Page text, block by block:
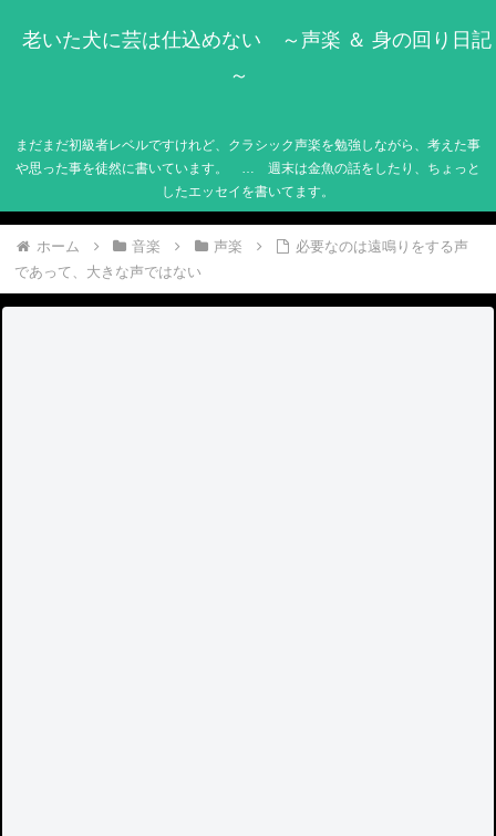
老いた犬に芸は仕込めない ～声楽 ＆ 身の回り日記
～
まだまだ初級者レベルですけれど、クラシック声楽を勉強しながら、考えた事
や思った事を徒然に書いています。 … 週末は金魚の話をしたり、ちょっと
したエッセイを書いてます。
ホーム 音楽 声楽
必要なのは遠鳴りをする声
であって、大きな声ではない